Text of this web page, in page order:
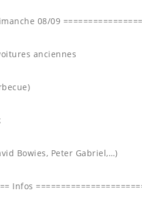
08/09
anciennes
Bowies, Peter Gabriel,…)
Infos